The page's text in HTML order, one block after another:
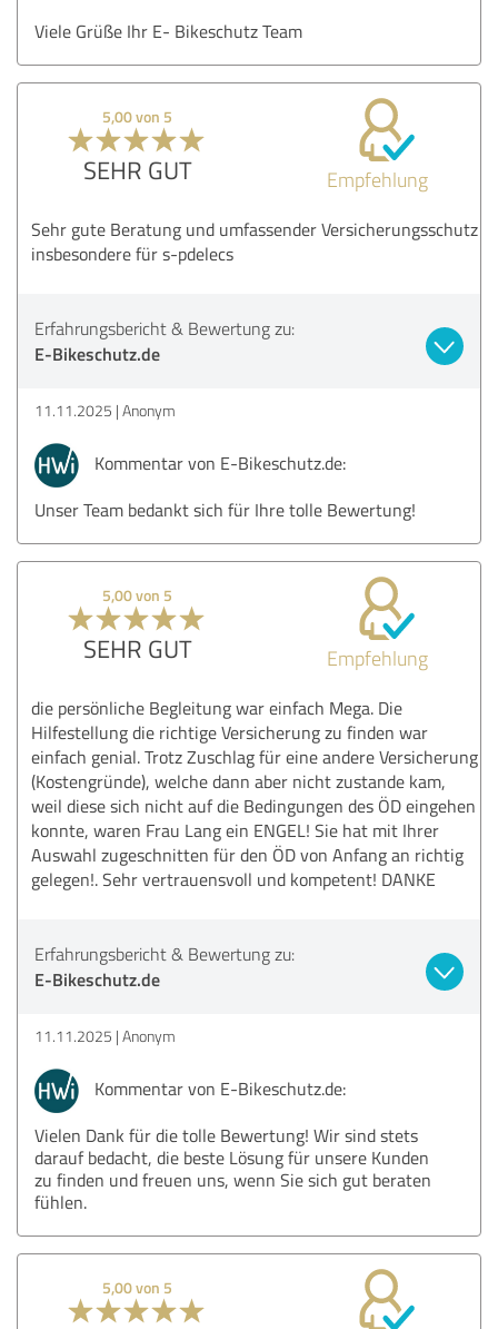
Viele Grüße Ihr E- Bikeschutz Team
5,00 von 5
SEHR GUT Empfehlung
Sehr gute Beratung und umfassender Versicherungsschutz
insbesondere für s-pdelecs
Erfahrungsbericht & Bewertung zu:
E-Bikeschutz.de
11.11.2025 Anonym
Kommentar von E-Bikeschutz.de:
Unser Team bedankt sich für Ihre tolle Bewertung!
5,00 von 5
SEHR GUT Empfehlung
die persönliche Begleitung war einfach Mega. Die
Hilfestellung die richtige Versicherung zu finden war
einfach genial. Trotz Zuschlag für eine andere Versicherung
(Kostengründe), welche dann aber nicht zustande kam,
weil diese sich nicht auf die Bedingungen des ÖD eingehen
konnte, waren Frau Lang ein ENGEL! Sie hat mit Ihrer
Auswahl zugeschnitten für den ÖD von Anfang an richtig
gelegen!. Sehr vertrauensvoll und kompetent! DANKE
Erfahrungsbericht & Bewertung zu:
E-Bikeschutz.de
11.11.2025 Anonym
Kommentar von E-Bikeschutz.de:
Vielen Dank für die tolle Bewertung! Wir sind stets
darauf bedacht, die beste Lösung für unsere Kunden
zu finden und freuen uns, wenn Sie sich gut beraten
fühlen.
5,00 von 5